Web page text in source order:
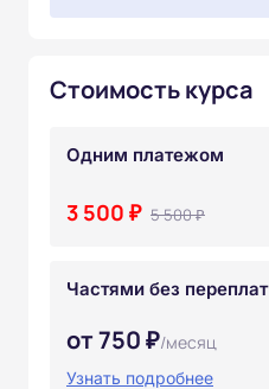
Стоимость курса
Одним платежом
3 500 ₽ 5 500 ₽
Частями без переплат
от 750 ₽/месяц
Узнать подробнее